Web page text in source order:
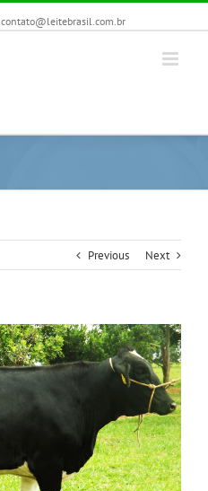
contato@leitebrasil.com.br
Previous Next